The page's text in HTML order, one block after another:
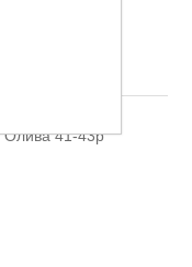
43р
Олива 41-43р